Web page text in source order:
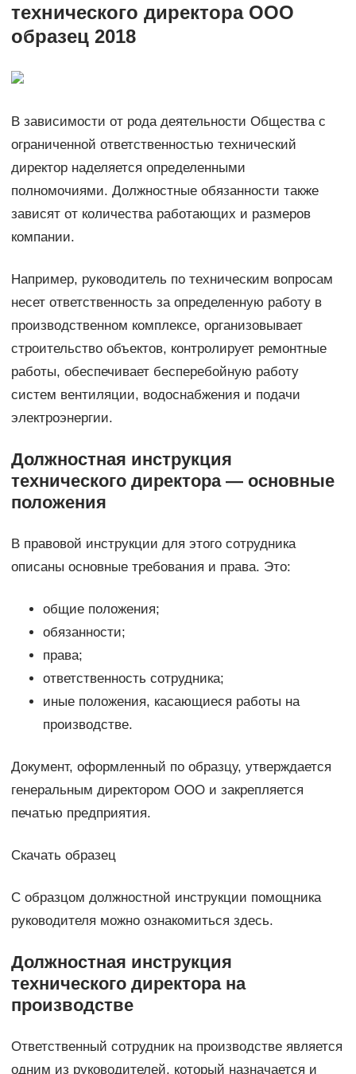
технического директора ООО
образец 2018
В зависимости от рода деятельности Общества с
ограниченной ответственностью технический
директор наделяется определенными
полномочиями. Должностные обязанности также
зависят от количества работающих и размеров
компании.
Например, руководитель по техническим вопросам
несет ответственность за определенную работу в
производственном комплексе, организовывает
строительство объектов, контролирует ремонтные
работы, обеспечивает бесперебойную работу
систем вентиляции, водоснабжения и подачи
электроэнергии.
Должностная инструкция
технического директора — основные
положения
В правовой инструкции для этого сотрудника
описаны основные требования и права. Это:
общие положения;
обязанности;
права;
ответственность сотрудника;
иные положения, касающиеся работы на
производстве.
Документ, оформленный по образцу, утверждается
генеральным директором ООО и закрепляется
печатью предприятия.
Скачать образец
С образцом должностной инструкции помощника
руководителя можно ознакомиться здесь.
Должностная инструкция
технического директора на
производстве
Ответственный сотрудник на производстве является
одним из руководителей, который назначается и